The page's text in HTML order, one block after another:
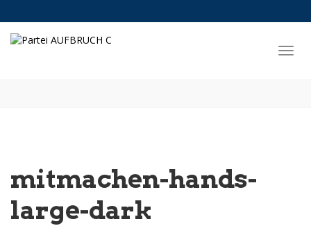
mitmachen-hands-
large-dark